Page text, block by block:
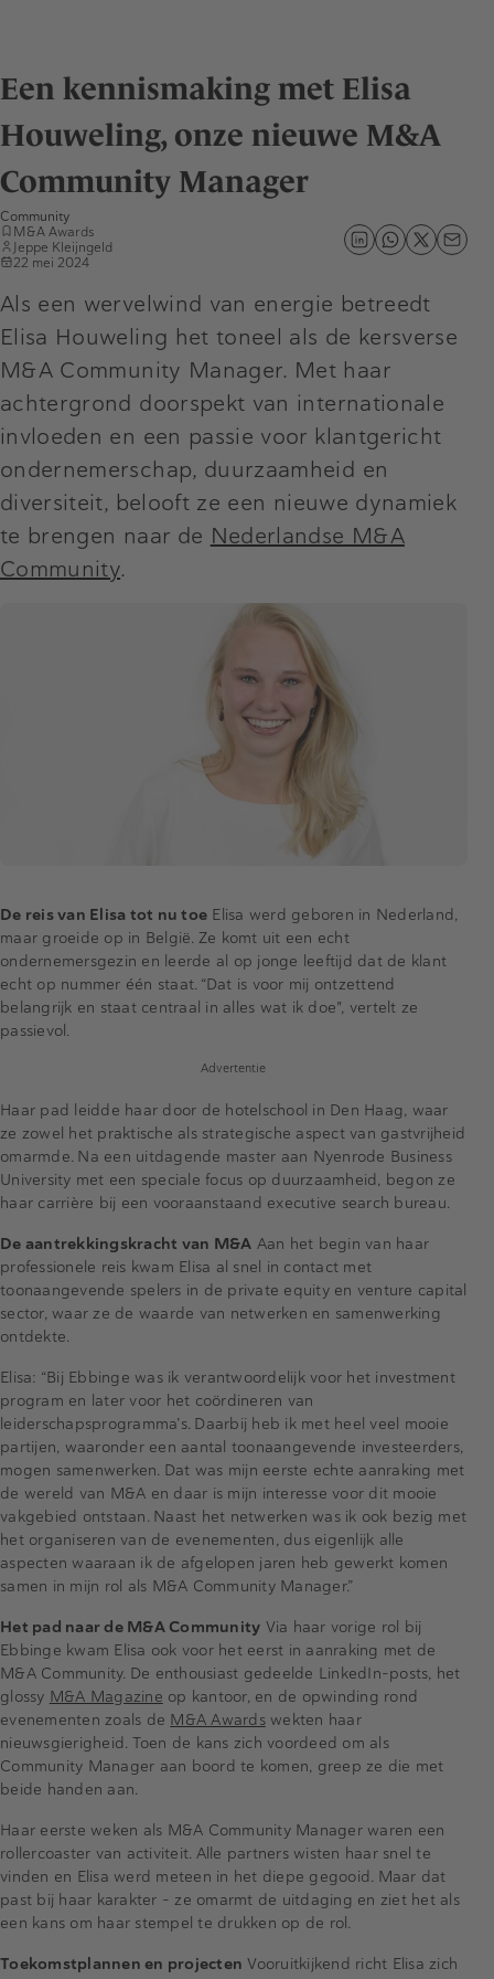
Een kennismaking met Elisa
Houweling, onze nieuwe M&A
Community Manager
Community
M&A Awards
Jeppe Kleijngeld
22 mei 2024
Als een wervelwind van energie betreedt
Elisa Houweling het toneel als de kersverse
M&A Community Manager. Met haar
achtergrond doorspekt van internationale
invloeden en een passie voor klantgericht
ondernemerschap, duurzaamheid en
diversiteit, belooft ze een nieuwe dynamiek
te brengen naar de Nederlandse M&A
Community.
De reis van Elisa tot nu toe Elisa werd geboren in Nederland,
maar groeide op in België. Ze komt uit een echt
ondernemersgezin en leerde al op jonge leeftijd dat de klant
echt op nummer één staat. “Dat is voor mij ontzettend
belangrijk en staat centraal in alles wat ik doe", vertelt ze
passievol.
Advertentie
Haar pad leidde haar door de hotelschool in Den Haag, waar
ze zowel het praktische als strategische aspect van gastvrijheid
omarmde. Na een uitdagende master aan Nyenrode Business
University met een speciale focus op duurzaamheid, begon ze
haar carrière bij een vooraanstaand executive search bureau.
De aantrekkingskracht van M&A Aan het begin van haar
professionele reis kwam Elisa al snel in contact met
toonaangevende spelers in de private equity en venture capital
sector, waar ze de waarde van netwerken en samenwerking
ontdekte.
Elisa: “Bij Ebbinge was ik verantwoordelijk voor het investment
program en later voor het coördineren van
leiderschapsprogramma’s. Daarbij heb ik met heel veel mooie
partijen, waaronder een aantal toonaangevende investeerders,
mogen samenwerken. Dat was mijn eerste echte aanraking met
de wereld van M&A en daar is mijn interesse voor dit mooie
vakgebied ontstaan. Naast het netwerken was ik ook bezig met
het organiseren van de evenementen, dus eigenlijk alle
aspecten waaraan ik de afgelopen jaren heb gewerkt komen
samen in mijn rol als M&A Community Manager.”
Het pad naar de M&A Community Via haar vorige rol bij
Ebbinge kwam Elisa ook voor het eerst in aanraking met de
M&A Community. De enthousiast gedeelde LinkedIn-posts, het
glossy M&A Magazine op kantoor, en de opwinding rond
evenementen zoals de M&A Awardswekten haar
nieuwsgierigheid. Toen de kans zich voordeed om als
Community Manager aan boord te komen, greep ze die met
beide handen aan.
Haar eerste weken als M&A Community Manager waren een
rollercoaster van activiteit. Alle partners wisten haar snel te
vinden en Elisa werd meteen in het diepe gegooid. Maar dat
past bij haar karakter - ze omarmt de uitdaging en ziet het als
een kans om haar stempel te drukken op de rol.
Toekomstplannen en projecten Vooruitkijkend richt Elisa zich